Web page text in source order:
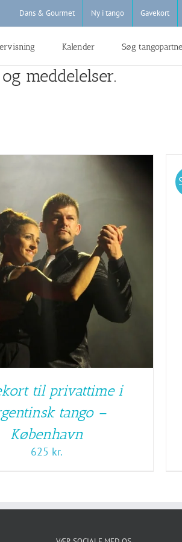
Dans & Gourmet Ny i tango Gavekort
Kalender Søg
meddelelser.
til privattime i
tango –
København
625 kr.